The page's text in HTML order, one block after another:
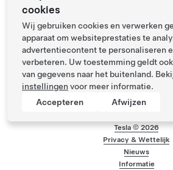
Tesla ©2026
Privacy & Wettelijk
Nieuws
Informatie
cookies
Wij gebruiken cookies en verwerken
apparaat om websiteprestaties te
advertentiecontent te personaliseren
verbeteren. Uw toestemming geldt
van gegevens naar het buitenland.
instellingen voor meer informatie.
Accepteren
Afwijzen